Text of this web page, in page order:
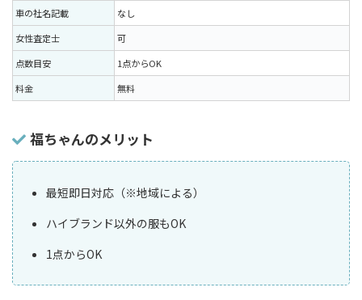
車の社名記載
なし
女性査定士
可
点数目安
1点からOK
料金
無料
福ちゃんのメリット
最短即日対応（※地域による）
ハイブランド以外の服もOK
1点からOK